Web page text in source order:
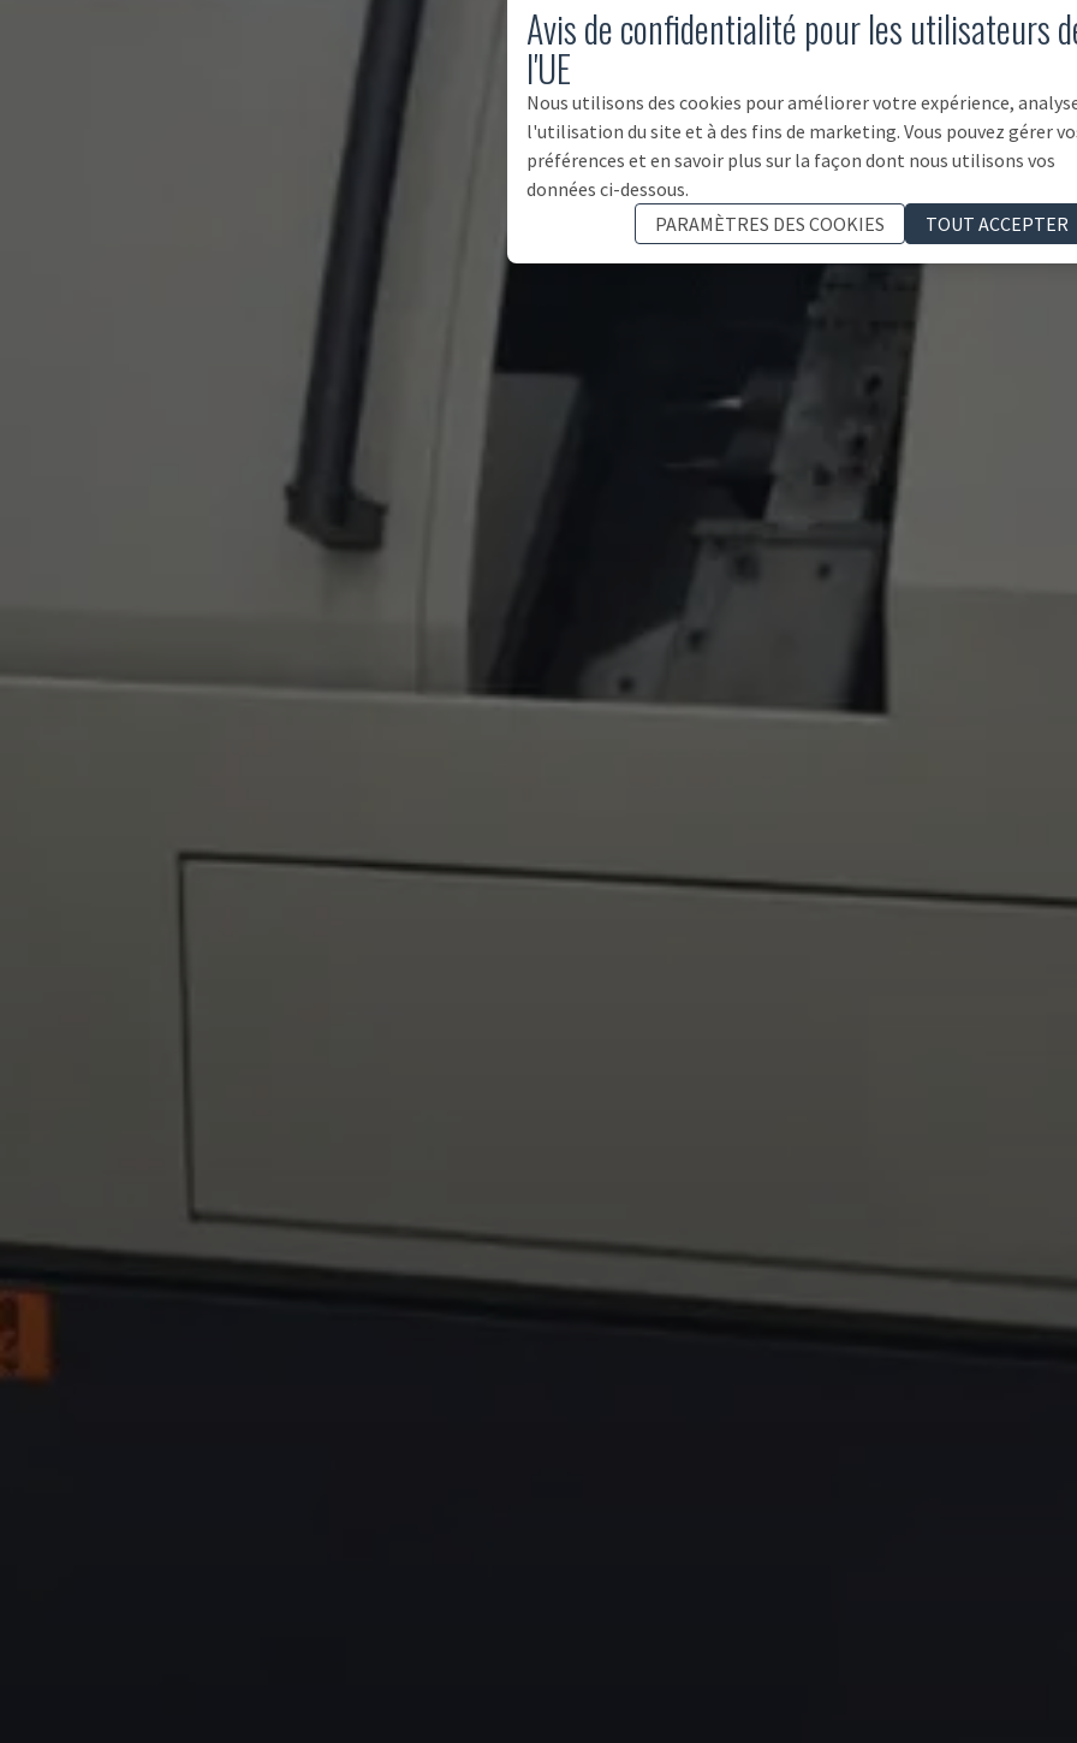
Avis de confidentialité pour les utilisateurs
l'UE
Nous utilisons des cookies pour améliorer votre expérience,
l'utilisation du site et à des fins de marketing. Vous pouvez gérer
préférences et en savoir plus sur la façon dont nous utilisons vos
données ci-dessous.
PARAMÈTRES DES COOKIES
TOUT ACCEPTER